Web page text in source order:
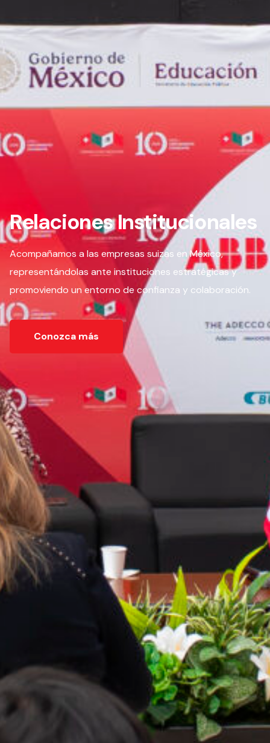
Relaciones Institucionales
Acompañamos a las empresas suizas en México,
representándolas ante instituciones estratégicas y
promoviendo un entorno de confianza y colaboración.
Conozca más